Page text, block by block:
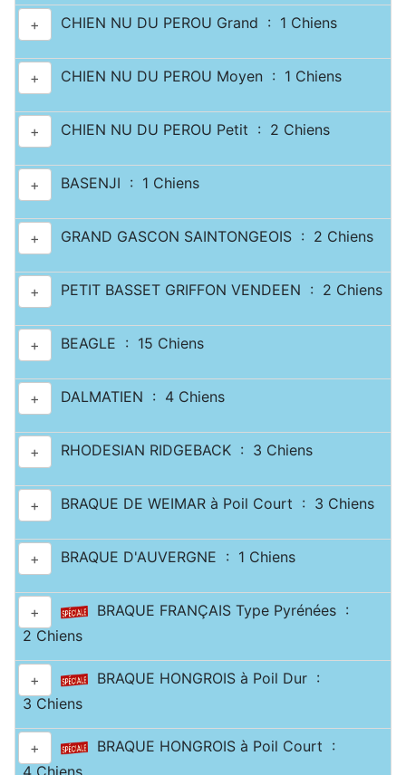
+ CHIEN NU DU PEROU Grand : 1 Chiens
+ CHIEN NU DU PEROU Moyen : 1 Chiens
+ CHIEN NU DU PEROU Petit : 2 Chiens
+ BASENJI : 1 Chiens
+ GRAND GASCON SAINTONGEOIS : 2 Chiens
+ PETIT BASSET GRIFFON VENDEEN : 2 Chiens
+ BEAGLE : 15 Chiens
+ DALMATIEN : 4 Chiens
+ RHODESIAN RIDGEBACK : 3 Chiens
+ BRAQUE DE WEIMAR à Poil Court : 3 Chiens
+ BRAQUE D'AUVERGNE : 1 Chiens
+
BRAQUE FRANÇAIS Type Pyrénées :
2 Chiens
+
BRAQUE HONGROIS à Poil Dur :
3 Chiens
+
BRAQUE HONGROIS à Poil Court :
4 Chiens